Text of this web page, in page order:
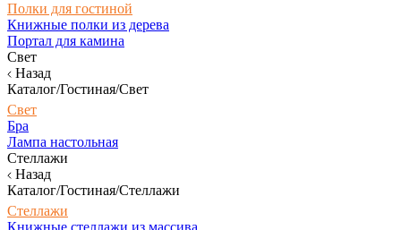
Полки для гостиной
Книжные полки из дерева
Портал для камина
Свет
Назад
Каталог/Гостиная/Свет
Свет
Бра
Лампа настольная
Стеллажи
Назад
Каталог/Гостиная/Стеллажи
Стеллажи
Книжные стеллажи из массива